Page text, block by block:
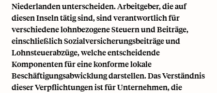
Niederlanden unterscheiden. Arbeitgeber, die auf
diesen Inseln tätig sind, sind verantwortlich für
verschiedene lohnbezogene Steuern und Beiträge,
einschließlich Sozialversicherungsbeiträge und
Lohnsteuerabzüge, welche entscheidende
Komponenten für eine konforme lokale
Beschäftigungsabwicklung darstellen. Das Verständnis
dieser Verpflichtungen ist für Unternehmen, die